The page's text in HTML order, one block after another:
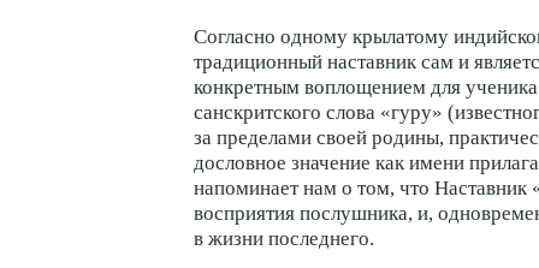
Согласно одному крылатому
традиционный наставник сам и
конкретным воплощением для
санскритского слова «гуру»
за пределами своей родины,
дословное значение как имени
напоминает нам о том, что Наставник
восприятия послушника, и,
в жизни последнего.